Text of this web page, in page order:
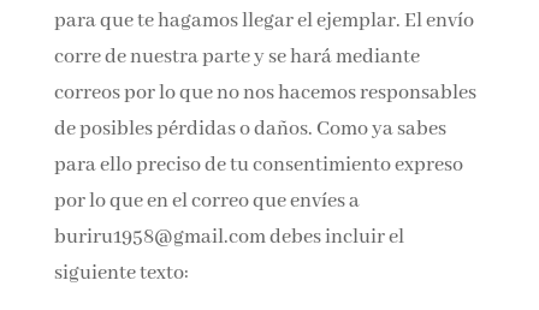
teléfono para que te hagamos llegar el
ejemplar. El envío corre de nuestra parte y se
hará mediante correos por lo que no nos
hacemos responsables de posibles pérdidas o
daños. Como ya sabes para ello preciso de tu
consentimiento expreso por lo que en el correo
que envíes a buriru1958@gmail.com debes
incluir el siguiente texto: